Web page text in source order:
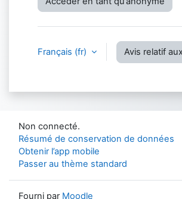
Français ‎(fr)‎ Avis relatif
Non connecté.
Résumé de conservation de données
Obtenir l’app mobile
Passer au thème standard
Fourni par Moodle